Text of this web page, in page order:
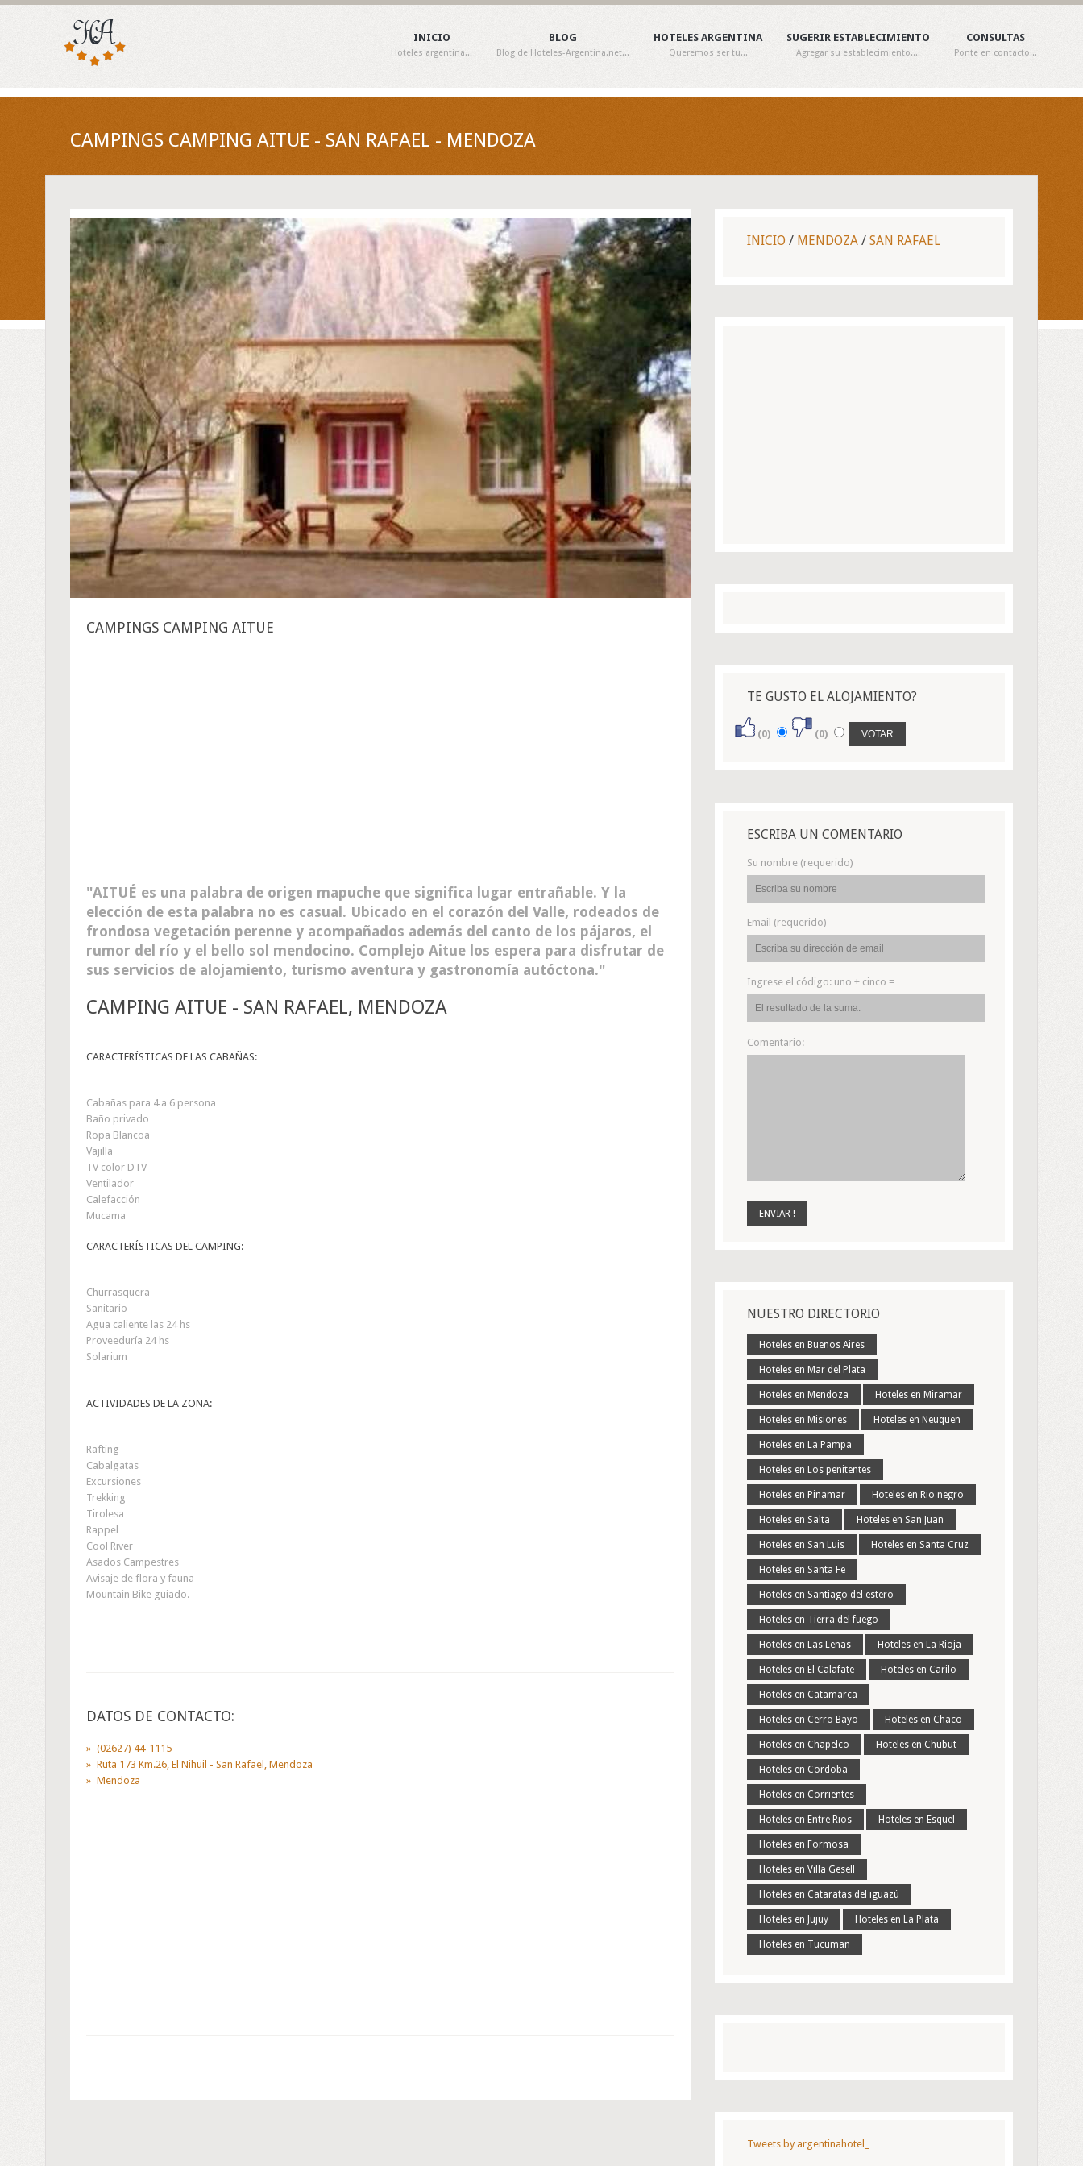
INICIO
Hoteles argentina...
BLOG
Blog de Hoteles-Argentina.net...
HOTELES ARGENTINA
Queremos ser tu...
SUGERIR ESTABLECIMIENTO
Agregar su establecimiento....
CONSULTAS
Ponte en contacto...
CAMPINGS CAMPING AITUE - SAN RAFAEL - MENDOZA
CAMPINGS CAMPING AITUE
AITUÉ es una palabra de origen mapuche que significa lugar entrañable. Y la
elección de esta palabra no es casual. Ubicado en el corazón del Valle, rodeados de
frondosa vegetación perenne y acompañados además del canto de los pájaros, el
rumor del río y el bello sol mendocino. Complejo Aitue los espera para disfrutar de
sus servicios de alojamiento, turismo aventura y gastronomía autóctona.
CAMPING AITUE - SAN RAFAEL, MENDOZA
CARACTERÍSTICAS DE LAS CABAÑAS:
Cabañas para 4 a 6 persona
Baño privado
Ropa Blancoa
Vajilla
TV color DTV
Ventilador
Calefacción
Mucama
CARACTERÍSTICAS DEL CAMPING:
Churrasquera
Sanitario
Agua caliente las 24 hs
Proveeduría 24 hs
Solarium
ACTIVIDADES DE LA ZONA:
Rafting
Cabalgatas
Excursiones
Trekking
Tirolesa
Rappel
Cool River
Asados Campestres
Avisaje de flora y fauna
Mountain Bike guiado.
DATOS DE CONTACTO:
(02627) 44-1115
Ruta 173 Km.26, El Nihuil - San Rafael, Mendoza
Mendoza
INICIO / MENDOZA / SAN RAFAEL
TE GUSTO EL ALOJAMIENTO?
(0) (0)
ESCRIBA UN COMENTARIO
Su nombre (requerido)
Email (requerido)
Ingrese el código: uno + cinco =
Comentario:
NUESTRO DIRECTORIO
Hoteles en Buenos Aires
Hoteles en Mar del Plata
Hoteles en Mendoza Hoteles en Miramar
Hoteles en Misiones Hoteles en Neuquen
Hoteles en La Pampa
Hoteles en Los penitentes
Hoteles en Pinamar Hoteles en Rio negro
Hoteles en Salta Hoteles en San Juan
Hoteles en San Luis Hoteles en Santa Cruz
Hoteles en Santa Fe
Hoteles en Santiago del estero
Hoteles en Tierra del fuego
Hoteles en Las Leñas Hoteles en La Rioja
Hoteles en El Calafate Hoteles en Carilo
Hoteles en Catamarca
Hoteles en Cerro Bayo Hoteles en Chaco
Hoteles en Chapelco Hoteles en Chubut
Hoteles en Cordoba
Hoteles en Corrientes
Hoteles en Entre Rios Hoteles en Esquel
Hoteles en Formosa
Hoteles en Villa Gesell
Hoteles en Cataratas del iguazú
Hoteles en Jujuy Hoteles en La Plata
Hoteles en Tucuman
Tweets by argentinahotel_